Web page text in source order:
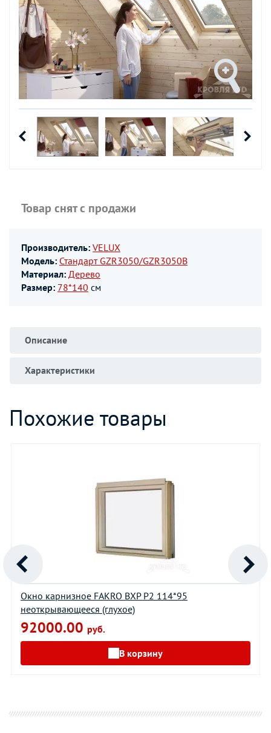
Товар снят с продажи
Производитель: VELUX
Модель: Стандарт GZR3050/GZR3050B
Материал: Дерево
Размер: 78*140 см
Описание
Характеристики
Похожие товары
Окно карнизное FAKRO BXP P2 114*95
неоткрывающееся (глухое)
92000.00 руб.
В корзину